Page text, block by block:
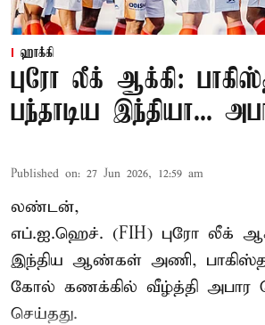
ஹாக்கி
புரோ லீக் ஆக்கி:
பந்தாடிய இந்தியா...
Published on: 27 Jun 2026, 12:59 am
லண்டன்,
எப்.ஐ.ஹெச். (FIH) புரோ லீக்
இந்திய ஆண்கள் அணி,
கோல் கணக்கில் வீழ்த்தி அபார
செய்தது.